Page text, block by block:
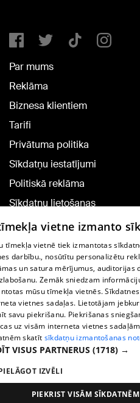
Par mums
Reklāma
Biznesa klientiem
Tarifi
Privātuma politika
Sīkdatņu iestatījumi
Politiskā reklāma
Sīkdatņu lietošanas
noteikumi
Komentāru pievienošana
TV programma
Līguma noteikumi
360 Ziņu kontakti
Helio Media
Portāla palīdzības dienests: e-
All rights reserved.
vietne izmanto
tīmekļa vietnē tiek izmantotas
darbību., nosūtītu personalizētu
un satura mērījumus, auditorijas
Zemāk sniedzam
mūsu tīmekļa vietnēs.
vietnes sadaļas. Lietotājam
savu piekrišanu. Piekrišanas
uz visām interneta vietnes
skatīt sīkdatņu izmantošanas
VISUS PARTNERUS (1718) →
IZVĒLI
PIEKRIST VISĀM SĪKDATNĒM